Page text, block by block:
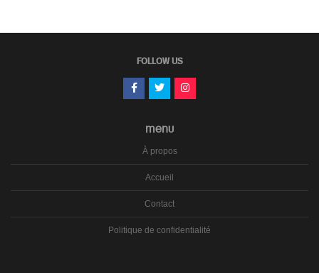
FOLLOW US
MENU
À propos
Accueil
Contact
Politique de confidentialité